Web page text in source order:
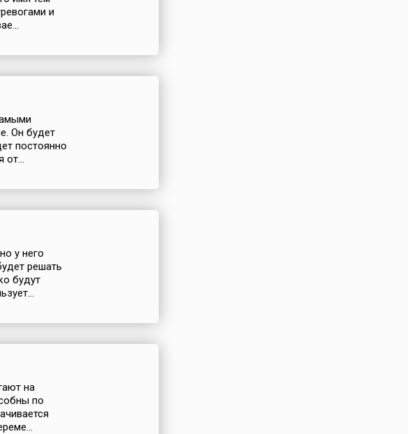
и
Он будет
постоянно
от...
у него
решать
будут
на
по